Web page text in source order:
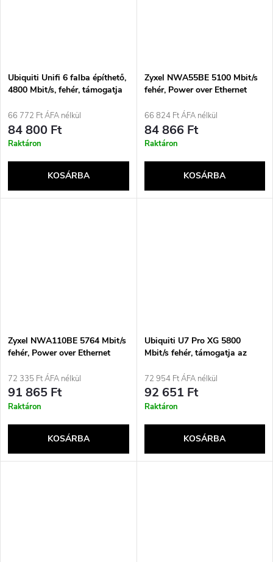
Ubiquiti Unifi 6 falba építhető,
4800 Mbit/s, fehér, támogatja
tápellátást (PoE)
66 772 Ft ÁFA nélkül
84 800 Ft
Raktáron
KOSÁRBA
Zyxel NWA55BE 5100 Mbit/s
fehér, Power over Ethernet
66 824 Ft ÁFA nélkül
84 866 Ft
Raktáron
KOSÁRBA
Zyxel NWA110BE 5764 Mbit/s
fehér, Power over Ethernet
72 335 Ft ÁFA nélkül
91 865 Ft
Raktáron
KOSÁRBA
Ubiquiti U7 Pro XG 5800
Mbit/s fehér, támogatja az
tápellátást (PoE)
72 954 Ft ÁFA nélkül
92 651 Ft
Raktáron
KOSÁRBA